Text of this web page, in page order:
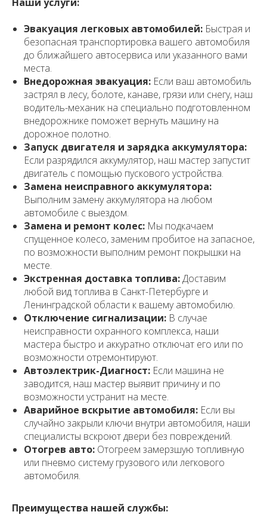
Эвакуация легковых автомобилей: Быстрая и
безопасная транспортировка вашего автомобиля
до ближайшего автосервиса или указанного вами
места.
Внедорожная эвакуация: Если ваш автомобиль
застрял в лесу, болоте, канаве, грязи или снегу, наш
водитель-механик на специально подготовленном
внедорожнике поможет вернуть машину на
дорожное полотно.
Запуск двигателя и зарядка аккумулятора:
Если разрядился аккумулятор, наш мастер запустит
двигатель с помощью пускового устройства.
Замена неисправного аккумулятора:
Выполним замену аккумулятора на любом
автомобиле с выездом.
Замена и ремонт колес: Мы подкачаем
спущенное колесо, заменим пробитое на запасное,
по возможности выполним ремонт покрышки на
месте.
Экстренная доставка топлива:Доставим
любой вид топлива в Санкт-Петербурге и
Ленинградской области к вашему автомобилю.
Отключение сигнализации: В случае
неисправности охранного комплекса, наши
мастера быстро и аккуратно отключат его или по
возможности отремонтируют.
Автоэлектрик-Диагност: Если машина не
заводится, наш мастер выявит причину и по
возможности устранит на месте.
Аварийное вскрытие автомобиля: Если вы
случайно закрыли ключи внутри автомобиля, наши
специалисты вскроют двери без повреждений.
Отогрев авто: Отогреем замерзшую топливную
или пневмо систему грузового или легкового
автомобиля.
Преимущества нашей службы: